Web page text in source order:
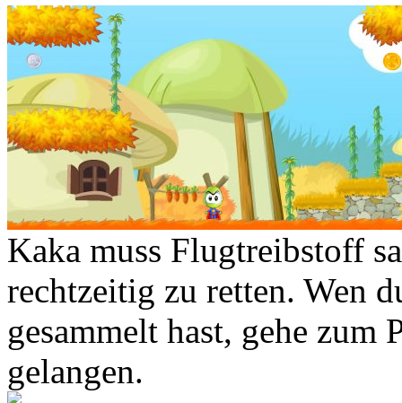
Kaka muss Flugtreibstoff
rechtzeitig zu retten. Wen
gesammelt hast, gehe zum
gelangen.